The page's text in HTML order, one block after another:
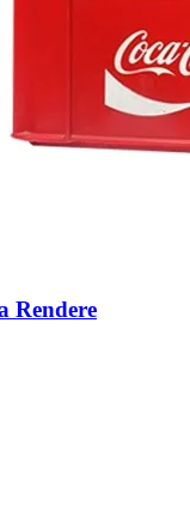
Rendere